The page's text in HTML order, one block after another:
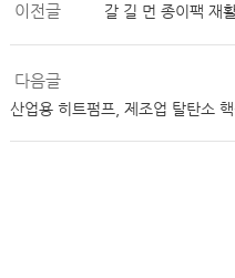
이전글 갈 길 먼 종이팩 재
다음글
산업용 히트펌프, 제조업 탈탄소